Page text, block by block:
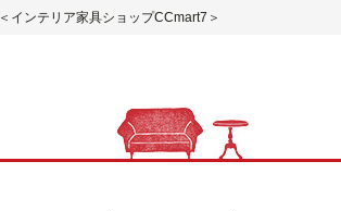
＜インテリア家具ショップCCmart7＞